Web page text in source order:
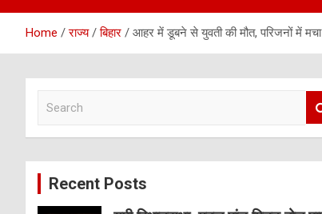
Home राज्य बिहार आहर में डूबने से युवती की मौत, परिजनों में मचा
c
Recent Posts